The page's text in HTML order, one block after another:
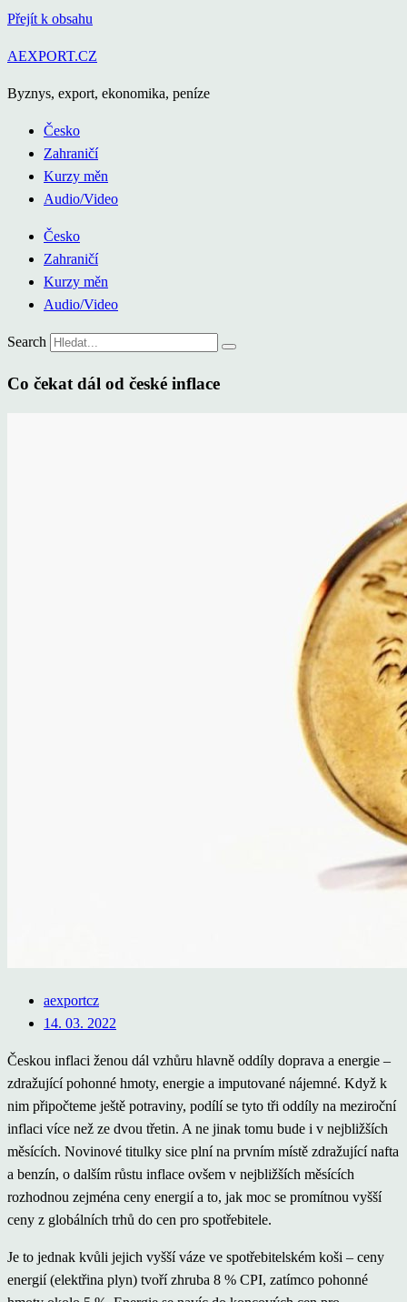
Přejít k obsahu
AEXPORT.CZ
Byznys, export, ekonomika, peníze
Česko
Zahraničí
Kurzy měn
Audio/Video
Česko
Zahraničí
Kurzy měn
Audio/Video
Search
Co čekat dál od české inflace
aexportcz
14. 03. 2022
Českou inflaci ženou dál vzhůru hlavně oddíly doprava a energie –
zdražující pohonné hmoty, energie a imputované nájemné. Když k
nim připočteme ještě potraviny, podílí se tyto tři oddíly na meziroční
inflaci více než ze dvou třetin. A ne jinak tomu bude i v nejbližších
měsících. Novinové titulky sice plní na prvním místě zdražující nafta
a benzín, o dalším růstu inflace ovšem v nejbližších měsících
rozhodnou zejména ceny energií a to, jak moc se promítnou vyšší
ceny z globálních trhů do cen pro spotřebitele.
Je to jednak kvůli jejich vyšší váze ve spotřebitelském koši – ceny
energií (elektřina plyn) tvoří zhruba 8 % CPI, zatímco pohonné